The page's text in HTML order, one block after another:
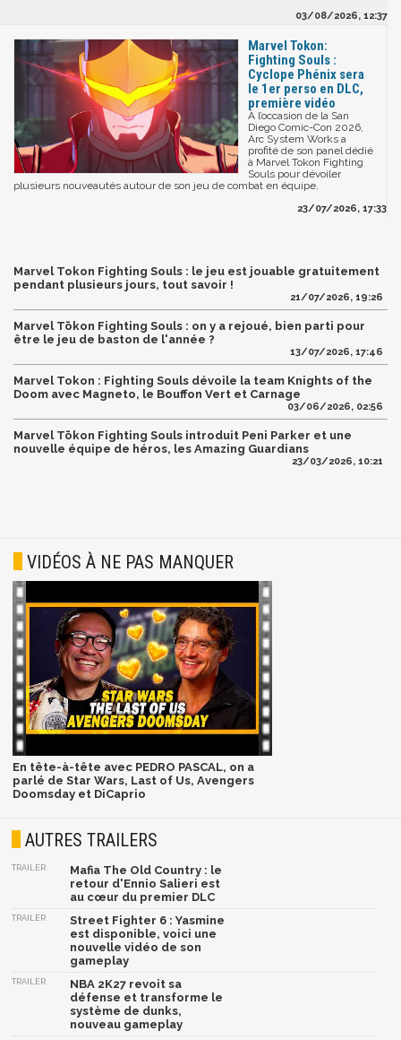
03/08/2026, 12:37
Marvel Tokon:
Fighting Souls :
Cyclope Phénix sera
le 1er perso en DLC,
première vidéo
À l’occasion de la San
Diego Comic-Con 2026,
Arc System Works a
profité de son panel dédié
à Marvel Tokon Fighting
Souls pour dévoiler
plusieurs nouveautés autour de son jeu de combat en équipe.
23/07/2026, 17:33
Marvel Tokon Fighting Souls : le jeu est jouable gratuitement
pendant plusieurs jours, tout savoir !
21/07/2026, 19:26
Marvel Tōkon Fighting Souls : on y a rejoué, bien parti pour
être le jeu de baston de l'année ?
13/07/2026, 17:46
Marvel Tokon : Fighting Souls dévoile la team Knights of the
Doom avec Magneto, le Bouffon Vert et Carnage
03/06/2026, 02:56
Marvel Tōkon Fighting Souls introduit Peni Parker et une
nouvelle équipe de héros, les Amazing Guardians
23/03/2026, 10:21
VIDÉOS À NE PAS MANQUER
En tête-à-tête avec PEDRO PASCAL, on a
parlé de Star Wars, Last of Us, Avengers
Doomsday et DiCaprio
AUTRES TRAILERS
TRAILER
Mafia The Old Country : le
retour d'Ennio Salieri est
au cœur du premier DLC
TRAILER
Street Fighter 6 : Yasmine
est disponible, voici une
nouvelle vidéo de son
gameplay
TRAILER
NBA 2K27 revoit sa
défense et transforme le
système de dunks,
nouveau gameplay